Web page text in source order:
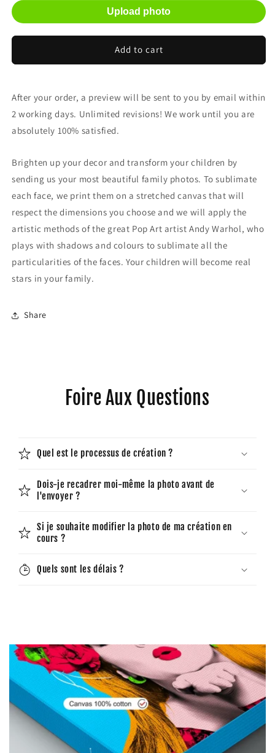
Upload photo
Add to cart
After your order, a preview will be sent to you by email within
2 working days. Unlimited revisions! We work until you are
absolutely 100% satisfied.
Brighten up your decor and transform your children by
sending us your most beautiful family photos. To sublimate
each face, we print them on a stretched canvas that will
respect the dimensions you choose and we will apply the
artistic methods of the great Pop Art artist Andy Warhol, who
plays with shadows and colours to sublimate all the
particularities of the faces. Your children will become real
stars in your family.
Share
Foire Aux Questions
Quel est le processus de création ?
Dois-je recadrer moi-même la photo avant de
l'envoyer ?
Si je souhaite modifier la photo de ma création en
cours ?
Quels sont les délais ?